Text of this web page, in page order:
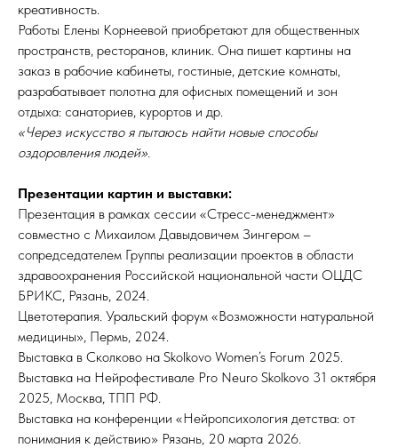
креативность.
Работы Елены Корнеевой приобретают для общественных
пространств, ресторанов, клиник. Она пишет картины на
заказ в рабочие кабинеты, гостиные, детские комнаты,
разрабатывает полотна для офисных помещений и зон
отдыха: санаториев, курортов и др.
«Через искусство я пытаюсь найти новые способы
оздоровления людей».
Презентации картин и выставки:
Презентация в рамках сессии «Стресс-менеджмент»
совместно с Михаилом Давыдовичем Зингером –
сопредседателем Группы реализации проектов в области
здравоохранения Российской национальной части ОЦДС
БРИКС, Рязань, 2024.
Цветотерапия. Уральский форум «Возможности натуральной
медицины», Пермь, 2024.
Выставка в Сколково на Skolkovo Women’s Forum 2025.
Выставка на Нейрофестивале Pro Neuro Skolkovo 31 октября
2025, Москва, ТПП РФ.
Выставка на конференции «Нейропсихология детства: от
понимания к действию» Рязань, 20 марта 2026.